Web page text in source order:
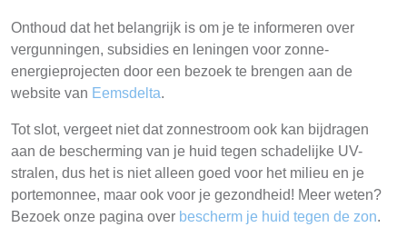
Onthoud dat het belangrijk is om je te informeren over
vergunningen, subsidies en leningen voor zonne-
energieprojecten door een bezoek te brengen aan de
website van Eemsdelta.
Tot slot, vergeet niet dat zonnestroom ook kan bijdragen
aan de bescherming van je huid tegen schadelijke UV-
stralen, dus het is niet alleen goed voor het milieu en je
portemonnee, maar ook voor je gezondheid! Meer weten?
Bezoek onze pagina over bescherm je huid tegen de zon.